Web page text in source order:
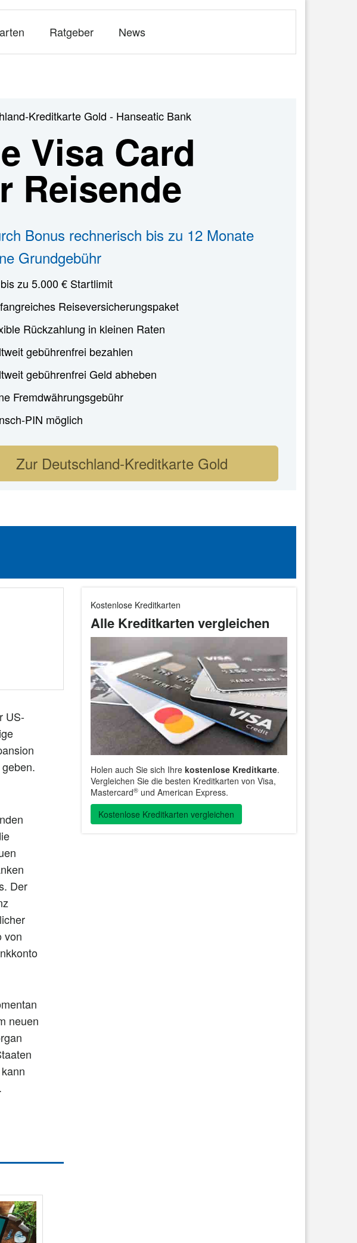
Ratgeber News
Kreditkarte Gold - Hanseatic Bank
Visa Card
Reisende
Bonus rechnerisch bis zu 12 Monate
Grundgebühr
zu 5.000 € Startlimit
Reiseversicherungspaket
Rückzahlung in kleinen Raten
gebührenfrei bezahlen
gebührenfrei Geld abheben
Fremdwährungsgebühr
PIN möglich
Zur Deutschland-Kreditkarte Gold
US-
Der
von
neuen
Kostenlose Kreditkarten
Alle Kreditkarten vergleichen
Holen auch Sie sich Ihre kostenlose Kreditkarte.
Vergleichen Sie die besten Kreditkarten von Visa,
Mastercard® und American Express.
Kostenlose Kreditkarten vergleichen